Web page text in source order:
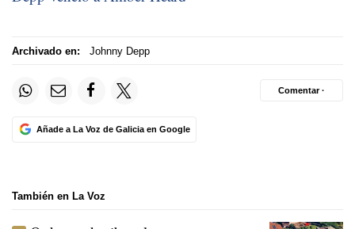
Archivado en: Johnny Depp
Añade a La Voz de Galicia en Google
Comentar ·
También en La Voz